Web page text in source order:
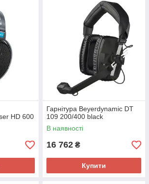
HD 600
Гарнітура Beyerdynamic DT
109 200/400 black
В наявності
16 762 ₴
Купити